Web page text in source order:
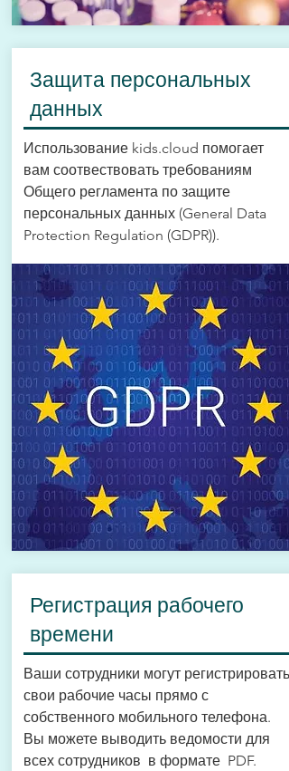
Защита персональных
данных
Использование kids.cloud помогает
вам соотвествовать требованиям
Общего регламента по защите
персональных данных (General Data
Protection Regulation (GDPR)).
Регистрация рабочего
времени
Ваши сотрудники могут регистрировать
свои рабочие часы прямо с
собственного мобильного телефона.
Вы можете выводить ведомости для
всех сотрудников в формате PDF.